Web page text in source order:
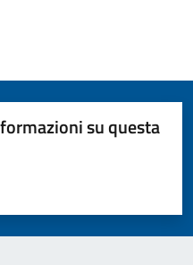
su questa
5